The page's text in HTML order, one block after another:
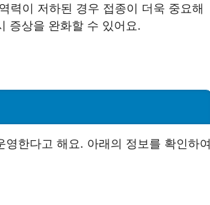
력이 저하된 경우 접종이 더욱 중요해
증상을 완화할 수 있어요.
한다고 해요. 아래의 정보를 확인하여